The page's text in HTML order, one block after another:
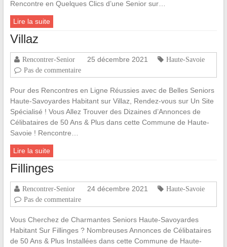
Rencontre en Quelques Clics d’une Senior sur…
Lire la suite
Villaz
Rencontrer-Senior 25 décembre 2021
Haute-Savoie
Pas de commentaire
Pour des Rencontres en Ligne Réussies avec de Belles Seniors
Haute-Savoyardes Habitant sur Villaz, Rendez-vous sur Un Site
Spécialisé ! Vous Allez Trouver des Dizaines d’Annonces de
Célibataires de 50 Ans & Plus dans cette Commune de Haute-
Savoie ! Rencontre…
Lire la suite
Fillinges
Rencontrer-Senior 24 décembre 2021
Haute-Savoie
Pas de commentaire
Vous Cherchez de Charmantes Seniors Haute-Savoyardes
Habitant Sur Fillinges ? Nombreuses Annonces de Célibataires
de 50 Ans & Plus Installées dans cette Commune de Haute-